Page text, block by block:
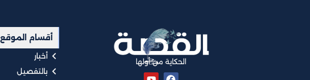
الحكاية من أولها
أقسام الموقع
أخبار
بالتفصيل